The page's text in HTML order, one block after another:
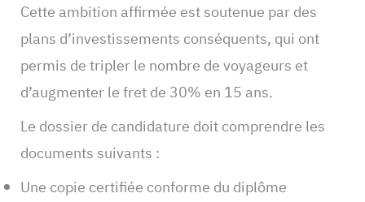
Cette ambition affirmée est soutenue par des
plans d’investissements conséquents, qui ont
permis de tripler le nombre de voyageurs et
d’augmenter le fret de 30% en 15 ans.
Le dossier de candidature doit comprendre les
documents suivants :
Une copie certifiée conforme du diplôme